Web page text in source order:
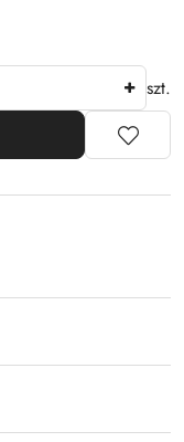
szt.